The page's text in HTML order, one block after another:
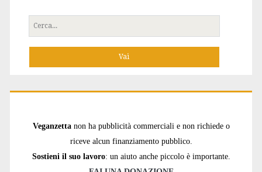
Cerca
per:
Veganzetta non ha pubblicità commerciali e non richiede o
riceve alcun finanziamento pubblico.
Sostieni il suo lavoro: un aiuto anche piccolo è importante.